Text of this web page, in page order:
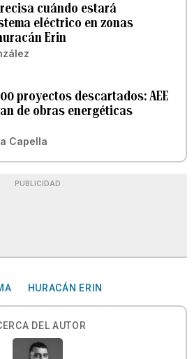
cuándo estará
eléctrico en zonas
Erin
proyectos descartados: AEE
de obras energéticas
Capella
PUBLICIDAD
HURACÁN ERIN
DEL AUTOR